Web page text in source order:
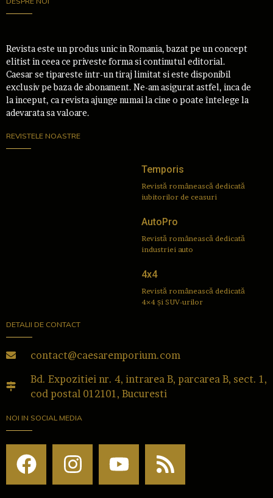
Revista este un produs unic in Romania, bazat pe un concept
elitist in ceea ce priveste forma si continutul editorial.
Caesar se tipareste intr-un tiraj limitat si este disponibil
exclusiv pe baza de abonament. Ne-am asigurat astfel, inca de
la inceput, ca revista ajunge numai la cine o poate întelege la
adevarata sa valoare.
REVISTELE NOASTRE
Temporis
Revistă românească dedicată
iubitorilor de ceasuri
AutoPro
Revistă românească dedicată
industriei auto
4x4
Revistă românească dedicată
4×4 și SUV-urilor
DETALII DE CONTACT
contact@caesaremporium.com
Bd. Expozitiei nr. 4, intrarea B, parcarea B, sect. 1,
cod postal 012101, Bucuresti
NOI IN SOCIAL MEDIA